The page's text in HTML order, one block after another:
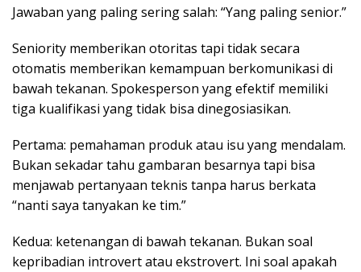
Jawaban yang paling sering salah: “Yang paling senior.”
Seniority memberikan otoritas tapi tidak secara
otomatis memberikan kemampuan berkomunikasi di
bawah tekanan. Spokesperson yang efektif memiliki
tiga kualifikasi yang tidak bisa dinegosiasikan.
Pertama: pemahaman produk atau isu yang mendalam.
Bukan sekadar tahu gambaran besarnya tapi bisa
menjawab pertanyaan teknis tanpa harus berkata
“nanti saya tanyakan ke tim.”
Kedua: ketenangan di bawah tekanan. Bukan soal
kepribadian introvert atau ekstrovert. Ini soal apakah